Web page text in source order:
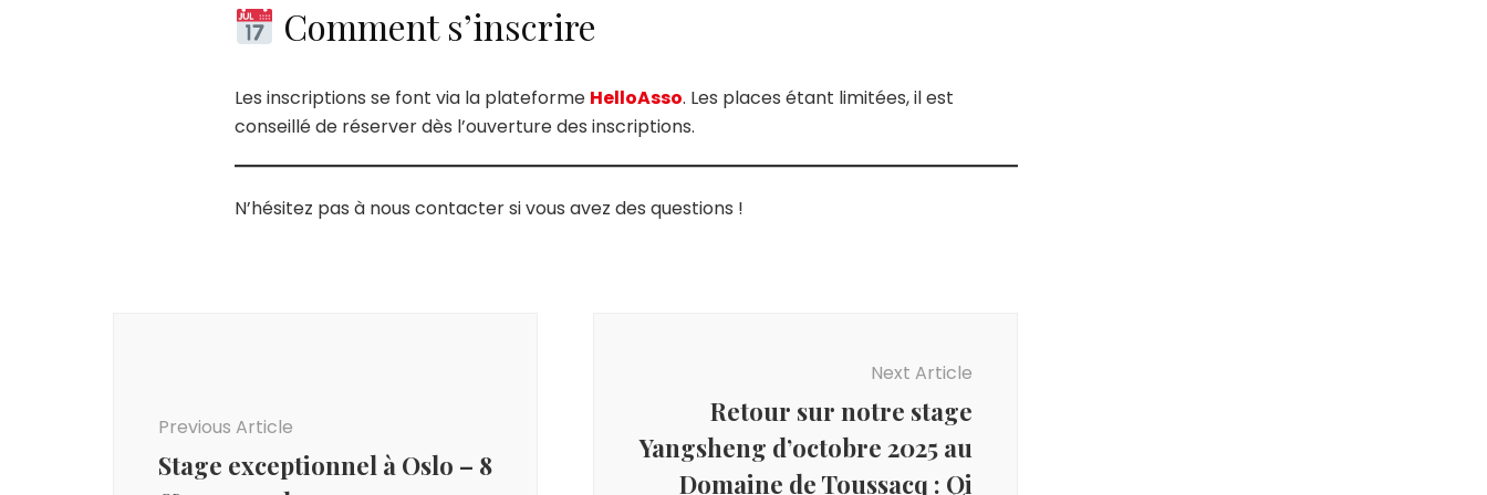
Comment s’inscrire
Les inscriptions se font via la plateforme HelloAsso. Les places étant limitées, il est
conseillé de réserver dès l’ouverture des inscriptions.
N’hésitez pas à nous contacter si vous avez des questions !
Previous Article
Stage exceptionnel à Oslo – 8
Next Article
Retour sur notre stage
Yangsheng d’octobre 2025 au
Domaine de Toussacq : Qi